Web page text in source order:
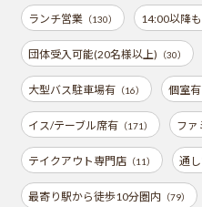
ランチ営業（130） 14:00以降
団体受入可能(20名様以上) （30）
大型バス駐車場有（16） 個室有
イス/テーブル席有（171） ファ
テイクアウト専門店（11） 通
最寄り駅から徒歩10分圏内（79）